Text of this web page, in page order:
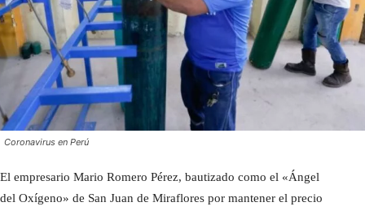
Coronavirus en Perú
El empresario Mario Romero Pérez, bautizado como el «Ángel
del Oxígeno» de San Juan de Miraflores por mantener el precio